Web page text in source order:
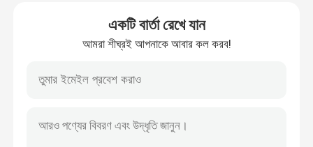
উদ্ধৃতির জন্য আবেদন
একটি বার্তা রেখে যান
আমরা শীঘ্রই আপনাকে আবার কল করব!